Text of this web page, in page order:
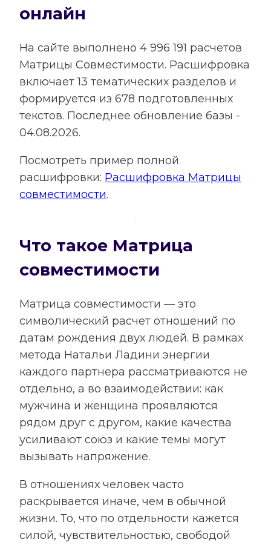
онлайн
На сайте выполнено 4 996 191 расчетов
Матрицы Совместимости. Расшифровка
включает13 тематических разделов и
формируется из 678 подготовленных
текстов. Последнее обновление базы -
04.08.2026.
Посмотреть пример полной
расшифровки: Расшифровка Матрицы
совместимости.
Что такое Матрица
совместимости
Матрица совместимости — это
символический расчет отношений по
датам рождения двух людей. В рамках
метода Натальи Ладини энергии
каждого партнера рассматриваются не
отдельно, а во взаимодействии: как
мужчина и женщина проявляются
рядом друг с другом, какие качества
усиливают союз и какие темы могут
вызывать напряжение.
В отношениях человек часто
раскрывается иначе, чем в обычной
жизни. То, что по отдельности кажется
силой, чувствительностью, свободой